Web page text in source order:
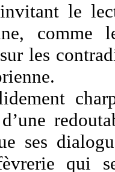
le
les
ses
qui